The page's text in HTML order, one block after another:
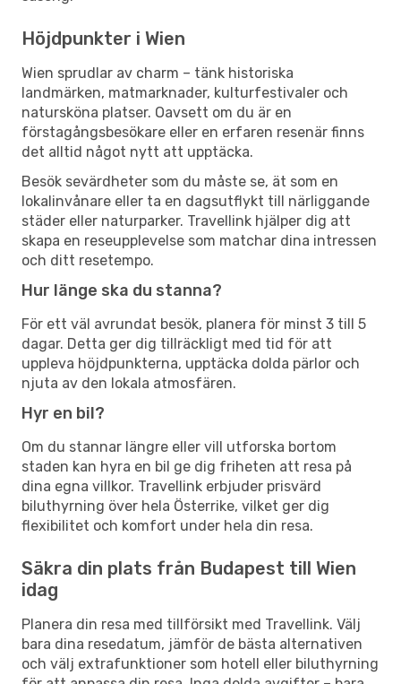
Höjdpunkter i Wien
Wien sprudlar av charm – tänk historiska
landmärken, matmarknader, kulturfestivaler och
natursköna platser. Oavsett om du är en
förstagångsbesökare eller en erfaren resenär finns
det alltid något nytt att upptäcka.
Besök sevärdheter som du måste se, ät som en
lokalinvånare eller ta en dagsutflykt till närliggande
städer eller naturparker. Travellink hjälper dig att
skapa en reseupplevelse som matchar dina intressen
och ditt resetempo.
Hur länge ska du stanna?
För ett väl avrundat besök, planera för minst 3 till 5
dagar. Detta ger dig tillräckligt med tid för att
uppleva höjdpunkterna, upptäcka dolda pärlor och
njuta av den lokala atmosfären.
Hyr en bil?
Om du stannar längre eller vill utforska bortom
staden kan hyra en bil ge dig friheten att resa på
dina egna villkor. Travellink erbjuder prisvärd
biluthyrning över hela Österrike, vilket ger dig
flexibilitet och komfort under hela din resa.
Säkra din plats från Budapest till Wien
idag
Planera din resa med tillförsikt med Travellink. Välj
bara dina resedatum, jämför de bästa alternativen
och välj extrafunktioner som hotell eller biluthyrning